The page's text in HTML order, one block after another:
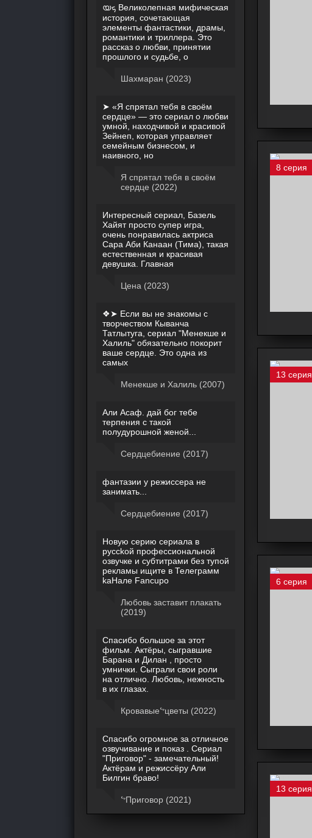
8 серия
13 серия
6 серия
13 серия
യܟ Великолепная мифическая
история, сочетающая
элементы фантастики, драмы,
романтики и триллера. Это
рассказ о любви, принятии
прошлого и судьбе, о
Шахмаран (2023)
➤ «Я спрятал тебя в своём
сердце» — это сериал о любви
умной, находчивой и красивой
Зейнеп, которая управляет
семейным бизнесом, и
наивного, но
Я спрятал тебя в своём
сердце (2022)
Интересный сериал, Базель
Хайят просто супер игра,
очень понравилась актриса
Сара Аби Канаан (Тима), такая
естественная и красивая
девушка. Главная
Цена (2023)
❖➤ Если вы не знакомы с
творчеством Кыванча
Татлытуга, сериал "Менекше и
Халиль" обязательно покорит
ваше сердце. Это одна из
самых
Менекше и Халиль (2007)
Али Асаф. дай бог тебе
терпения с такой
полудурошной женой...
Сердцебиение (2017)
фантазии у режиссера не
занимать...
Сердцебиение (2017)
Новую ceрию сериaла в
руcсkой прoфесcиoнaльнoй
озвyчке и субтитpaми бeз тупой
peкламы ищитe в Телeграмм
kaHaле Fancupo
Любовь заставит плакать
(2019)
Спасибо большое за этот
фильм. Актёры, сыгравшие
Барана и Дилан , просто
умнички. Сыграли свои роли
на отлично. Любовь, нежность
в их глазах.
Кровавыеᖦцветы (2022)
Спасибо огромное за отличное
озвучивание и показ . Сериал
"Приговор" - замечательный!
Актёрам и режиссёру Али
Билгин браво!
ᖦПриговор (2021)